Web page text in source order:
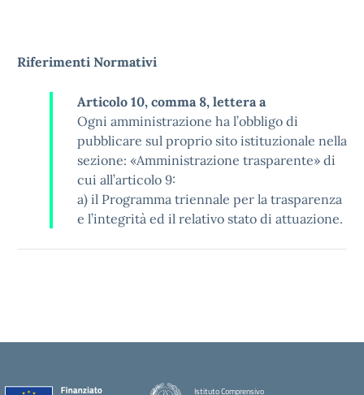
Riferimenti Normativi
Articolo 10, comma 8, lettera a
Ogni amministrazione ha l’obbligo di
pubblicare sul proprio sito istituzionale nella
sezione: «Amministrazione trasparente» di
cui all’articolo 9:
a) il Programma triennale per la trasparenza
e l’integrità ed il relativo stato di attuazione.
Istituto Comprensivo